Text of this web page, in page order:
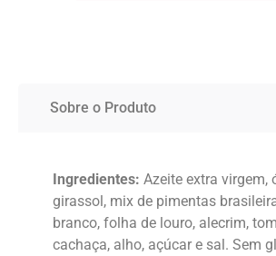
Sobre o Produto
Ingredientes: Azeite extra virgem,
girassol, mix de pimentas
branco, folha de louro, alecrim,
cachaça, alho, açúcar e sal. Sem